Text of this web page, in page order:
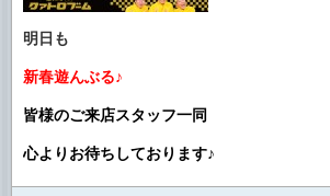
明日も
新春遊んぶる♪
皆様のご来店スタッフ一同
心よりお待ちしております♪